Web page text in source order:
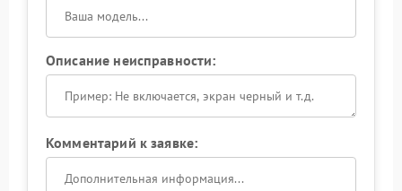
Описание неисправности:
Комментарий к заявке: